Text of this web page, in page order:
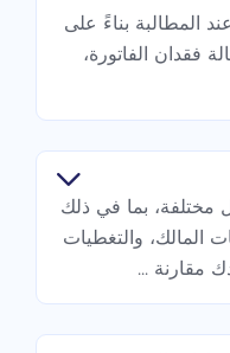
المطالبة بناءً على
فقدان الفاتورة،
مختلفة، بما في ذلك
والتغطيات
مقارنة ...